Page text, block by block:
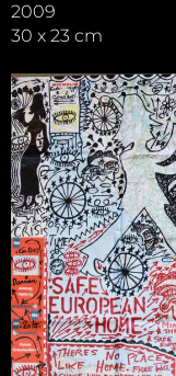
2009
30 x 23 cm